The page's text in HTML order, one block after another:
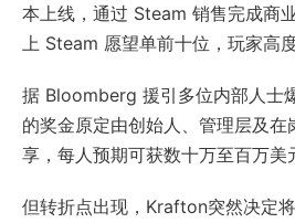
本上线，通过 Steam 销售完成商
上 Steam 愿望单前十位，玩家高度
据 Bloomberg 援引多位内部人士
的奖金原定由创始人、管理层及
享，每人预期可获数十万至百万美
但转折点出现，Krafton突然决定